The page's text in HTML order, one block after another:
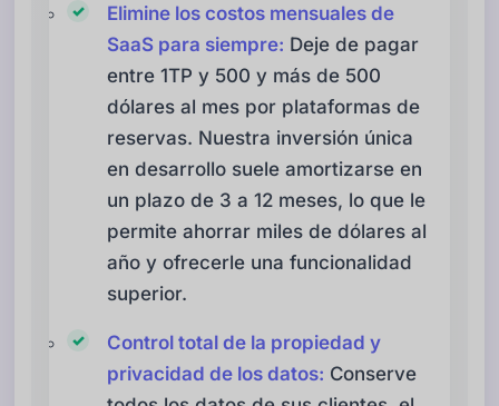
Elimine los costos mensuales de
SaaS para siempre: Deje de pagar
entre 1TP y 500 y más de 500
dólares al mes por plataformas de
reservas. Nuestra inversión única
en desarrollo suele amortizarse en
un plazo de 3 a 12 meses, lo que le
permite ahorrar miles de dólares al
año y ofrecerle una funcionalidad
superior.
Control total de la propiedad y
privacidad de los datos: Conserve